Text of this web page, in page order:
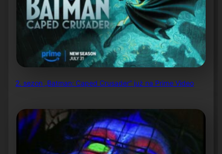
2. sezon „Batman: Caped Crusader” już na Prime Video